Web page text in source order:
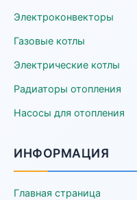
Электроконвекторы
Газовые котлы
Электрические котлы
Радиаторы отопления
Насосы для отопления
ИНФОРМАЦИЯ
Главная страница